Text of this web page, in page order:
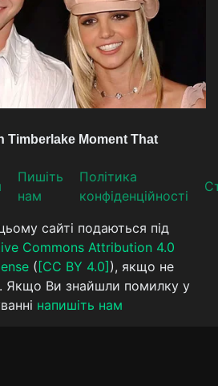
Пишіть
нам
Політика
конфіденційності
сайті подаються під
Commons Attribution 4.0
( [CC BY 4.0] ), якщо не
Якщо Ви знайшли помилку у
напишіть нам